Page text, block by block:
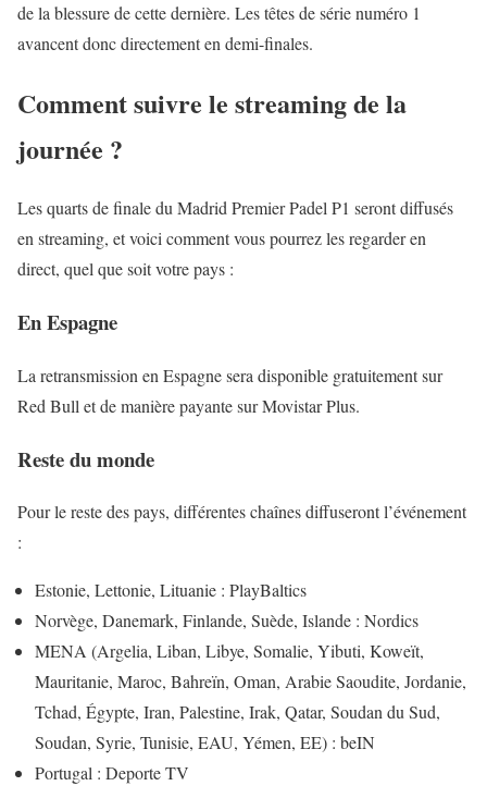
de la blessure de cette dernière. Les têtes de série numéro 1
avancent donc directement en demi-finales.
Comment suivre le streaming de la
journée ?
Les quarts de finale du Madrid Premier Padel P1 seront diffusés
en streaming, et voici comment vous pourrez les regarder en
direct, quel que soit votre pays :
En Espagne
La retransmission en Espagne sera disponible gratuitement sur
Red Bull et de manière payante sur Movistar Plus.
Reste du monde
Pour le reste des pays, différentes chaînes diffuseront l’événement
:
Estonie, Lettonie, Lituanie : PlayBaltics
Norvège, Danemark, Finlande, Suède, Islande : Nordics
MENA (Argelia, Liban, Libye, Somalie, Yibuti, Koweït,
Mauritanie, Maroc, Bahreïn, Oman, Arabie Saoudite, Jordanie,
Tchad, Égypte, Iran, Palestine, Irak, Qatar, Soudan du Sud,
Soudan, Syrie, Tunisie, EAU, Yémen, EE) : beIN
Portugal : Deporte TV